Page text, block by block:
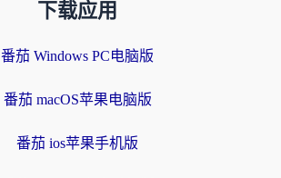
下载应用
番茄 Windows PC电脑版
番茄 macOS苹果电脑版
番茄 ios苹果手机版